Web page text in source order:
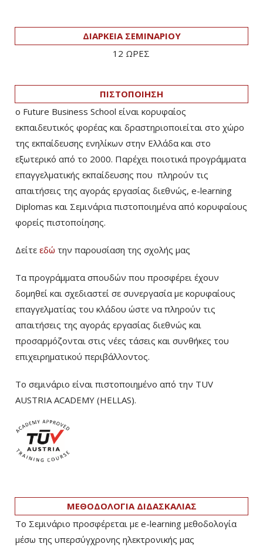
ΔΙΑΡΚΕΙΑ ΣΕΜΙΝΑΡΙΟΥ
12 ΩΡΕΣ
ΠΙΣΤΟΠΟΙΗΣΗ
ο Future Business School είναι κορυφαίος
εκπαιδευτικός φορέας και δραστηριοποιείται στο χώρο
της εκπαίδευσης ενηλίκων στην Ελλάδα και στο
εξωτερικό από το 2000. Παρέχει ποιοτικά προγράμματα
επαγγελματικής εκπαίδευσης που πληρούν τις
απαιτήσεις της αγοράς εργασίας διεθνώς, e-learning
Diplomas και Σεμινάρια πιστοποιημένα από κορυφαίους
φορείς πιστοποίησης.
Δείτε εδώ την παρουσίαση της σχολής μας
Τα προγράμματα σπουδών που προσφέρει έχουν
δομηθεί και σχεδιαστεί σε συνεργασία με κορυφαίους
επαγγελματίας του κλάδου ώστε να πληρούν τις
απαιτήσεις της αγοράς εργασίας διεθνώς και
προσαρμόζονται στις νέες τάσεις και συνθήκες του
επιχειρηματικού περιβάλλοντος.
Το σεμινάριο είναι πιστοποιημένο από την TUV
AUSTRIA ACADEMY (HELLAS).
ΜΕΘΟΔΟΛΟΓΙΑ ΔΙΔΑΣΚΑΛΙΑΣ
Το Σεμινάριο προσφέρεται με e-learning μεθοδολογία
μέσω της υπερσύγχρονης ηλεκτρονικής μας